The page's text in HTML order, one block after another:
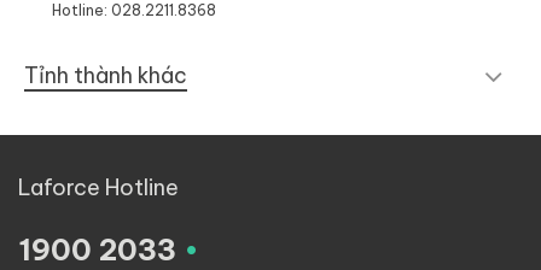
Hotline: 028.2211.8368
Tỉnh thành khác
Laforce Hotline
1900 2033 .